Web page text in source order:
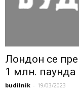
Лондон се
1 млн. паунда
budilnik - 19/03/2023